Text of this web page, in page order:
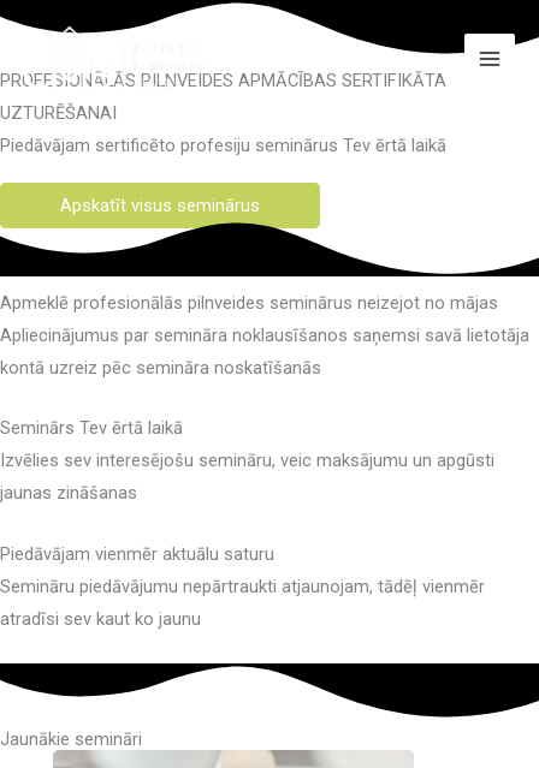
Skip
content
PROFESIONĀLĀS PILNVEIDES APMĀCĪBAS SERTIFIKĀTA
UZTURĒŠANAI
Piedāvājam sertificēto profesiju seminārus Tev ērtā laikā
Apskatīt visus seminārus
Apmeklē profesionālās pilnveides seminārus neizejot no mājas
Apliecinājumus par semināra noklausīšanos saņemsi savā lietotāja
kontā uzreiz pēc semināra noskatīšanās
Seminārs Tev ērtā laikā
Izvēlies sev interesējošu semināru, veic maksājumu un apgūsti
jaunas zināšanas
Piedāvājam vienmēr aktuālu saturu
Semināru piedāvājumu nepārtraukti atjaunojam, tādēļ vienmēr
atradīsi sev kaut ko jaunu
Jaunākie semināri